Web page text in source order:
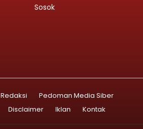
Sosok
Redaksi
Pedoman Media Siber
Disclaimer Iklan Kontak